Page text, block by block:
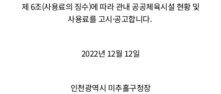
제 6조(사용료의 징수)에 따라 관내 공공체육시설 현황 및
사용료를 고시·공고합니다.
2022년 12월 12일
인천광역시 미추홀구청장